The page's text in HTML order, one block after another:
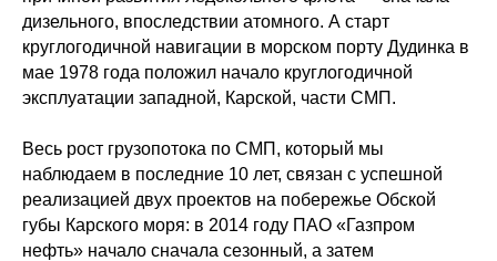
дизельного, впоследствии атомного. А старт
круглогодичной навигации в морском порту Дудинка в
мае 1978 года положил начало круглогодичной
эксплуатации западной, Карской, части СМП.
Весь рост грузопотока по СМП, который мы
наблюдаем в последние 10 лет, связан с успешной
реализацией двух проектов на побережье Обской
губы Карского моря: в 2014 году ПАО «Газпром
нефть» начало сначала сезонный, а затем